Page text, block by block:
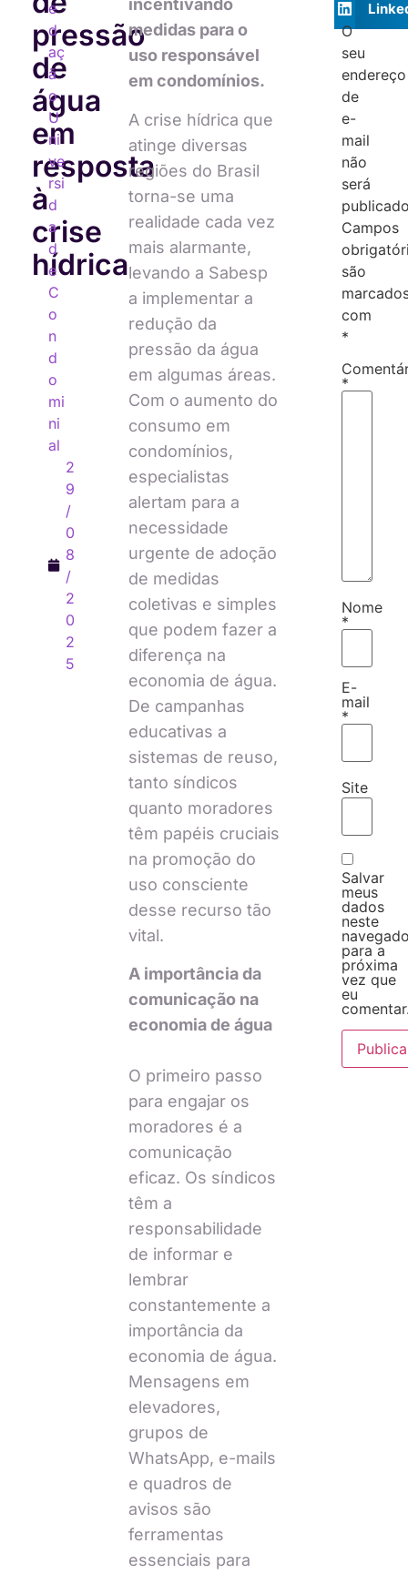
pressão
de
água
em
resposta
à
crise
hídrica
e
d
aç
ã
o
U
ni
ve
rsi
d
a
d
e
C
o
n
d
o
mi
ni
al
2
9
/
0
8
/
2
0
2
5
incentivando
medidas para o
uso responsável
em condomínios.
A crise hídrica que
atinge diversas
regiões do Brasil
torna-se uma
realidade cada vez
mais alarmante,
levando a Sabesp
a implementar a
redução da
pressão da água
em algumas áreas.
Com o aumento do
consumo em
condomínios,
especialistas
alertam para a
necessidade
urgente de adoção
de medidas
coletivas e simples
que podem fazer a
diferença na
economia de água.
De campanhas
educativas a
sistemas de reuso,
tanto síndicos
quanto moradores
têm papéis cruciais
na promoção do
uso consciente
desse recurso tão
vital.
A importância da
comunicação na
economia de água
O primeiro passo
para engajar os
moradores é a
comunicação
eficaz. Os síndicos
têm a
responsabilidade
de informar e
lembrar
constantemente a
importância da
economia de água.
Mensagens em
elevadores,
grupos de
WhatsApp, e-mails
e quadros de
avisos são
ferramentas
essenciais para
O
seu
endereço
de
e-
mail
não
será
Campos
são
com
*
*
Nome
*
E-
mail
*
Site
Salvar
meus
dados
neste
para a
próxima
vez que
eu